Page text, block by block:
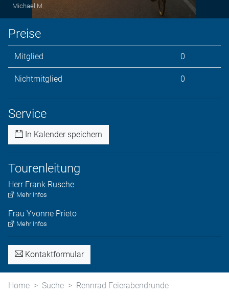
Michael M.
Preise
Mitglied 0
Nichtmitglied 0
Service
In Kalender speichern
Tourenleitung
Herr Frank Rusche
Mehr Infos
Frau Yvonne Prieto
Mehr Infos
Kontaktformular
Home Suche
Rennrad Feierabendrunde